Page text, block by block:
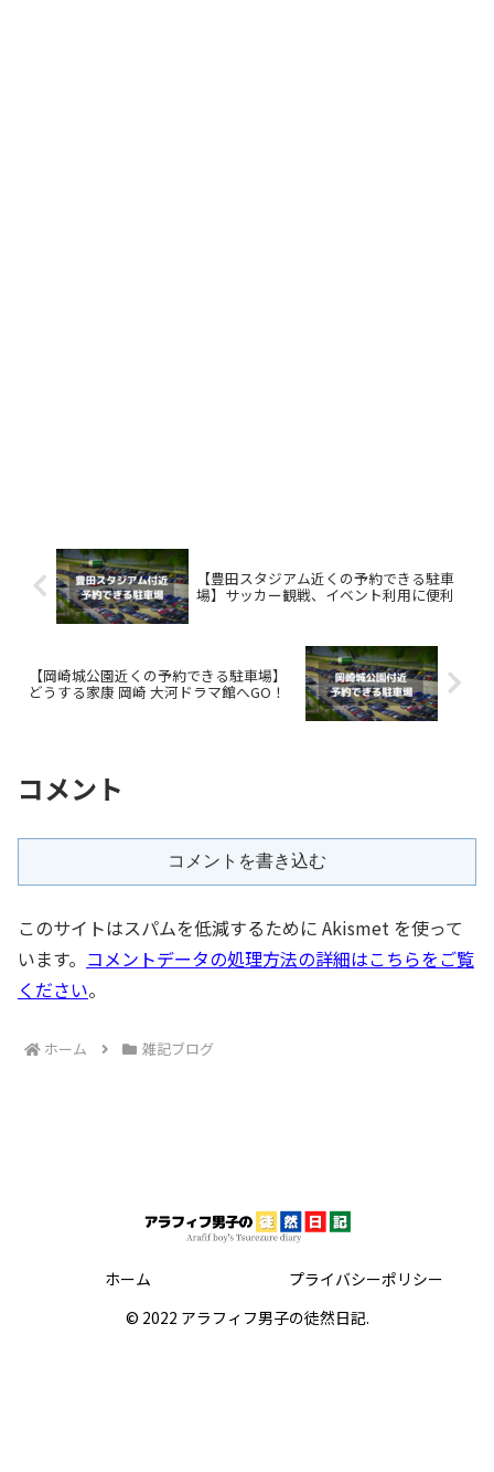
【豊田スタジアム近くの予約できる駐車
場】サッカー観戦、イベント利用に便利
【岡崎城公園近くの予約できる駐車場】
どうする家康 岡崎 大河ドラマ館へGO！
コメント
コメントを書き込む
このサイトはスパムを低減するために Akismet を使って
います。 コメントデータの処理方法の詳細はこちらをご覧
ください。
ホーム 雑記ブログ
ホーム
プライバシーポリシー
© 2022 アラフィフ男子の徒然日記.